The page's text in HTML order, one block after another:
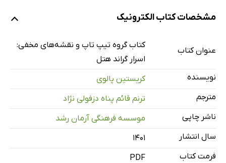
بخش 4: یک ملاقات خطرناک
مشخصات کتاب الکترونیک
عنوان کتاب
کتاب گروه تیپ‌ تاپ و نقشه‌های مخفی:
اسرار گراند هتل
نویسنده
کریستین پالوی
مترجم
ترنم قائم پناه دزفولی نژاد
ناشر چاپی
موسسه فرهنگی آرمان رشد
سال انتشار
۱۴۰۱
فرمت کتاب
PDF